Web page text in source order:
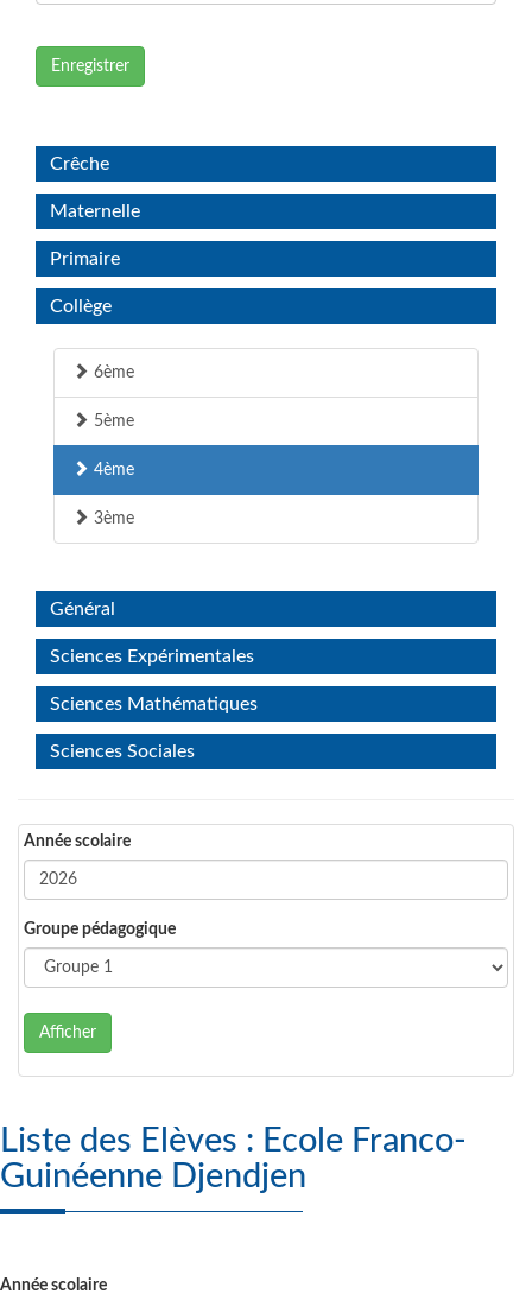
Enregistrer
Crêche
Maternelle
Primaire
Collège
6ème
5ème
4ème
3ème
Général
Sciences Expérimentales
Sciences Mathématiques
Sciences Sociales
Année scolaire
Groupe pédagogique
Afficher
Liste des Elèves : Ecole Franco-
Guinéenne Djendjen
Année scolaire